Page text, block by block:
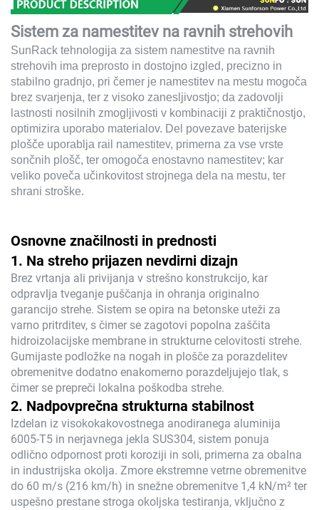
Sistem za namestitev na ravnih strehovih
SunRack tehnologija za sistem namestitve na ravnih
strehovih ima preprosto in dostojno izgled, precizno in
stabilno gradnjo, pri čemer je namestitev na mestu mogoča
brez svarjenja, ter z visoko zanesljivostjo; da zadovolji
lastnosti nosilnih zmogljivosti v kombinaciji z praktičnostjo,
optimizira uporabo materialov. Del povezave baterijske
plošče uporablja rail namestitev, primerna za vse vrste
sončnih plošč, ter omogoča enostavno namestitev; kar
veliko poveča učinkovitost strojnega dela na mestu, ter
shrani stroške.
Osnovne značilnosti in prednosti
1. Na streho prijazen nevdirni dizajn
Brez vrtanja ali privijanja v strešno konstrukcijo, kar
odpravlja tveganje puščanja in ohranja originalno
garancijo strehe. Sistem se opira na betonske uteži za
varno pritrditev, s čimer se zagotovi popolna zaščita
hidroizolacijske membrane in strukturne celovitosti strehe.
Gumijaste podložke na nogah in plošče za porazdelitev
obremenitve dodatno enakomerno porazdeljujejo tlak, s
čimer se prepreči lokalna poškodba strehe.
2. Nadpovprečna strukturna stabilnost
Izdelan iz visokokakovostnega anodiranega aluminija
6005-T5 in nerjavnega jekla SUS304, sistem ponuja
odlično odpornost proti koroziji in soli, primerna za obalna
in industrijska okolja. Zmore ekstremne vetrne obremenitve
do 60 m/s (216 km/h) in snežne obremenitve 1,4 kN/m² ter
uspešno prestane stroga okoljska testiranja, vključno z